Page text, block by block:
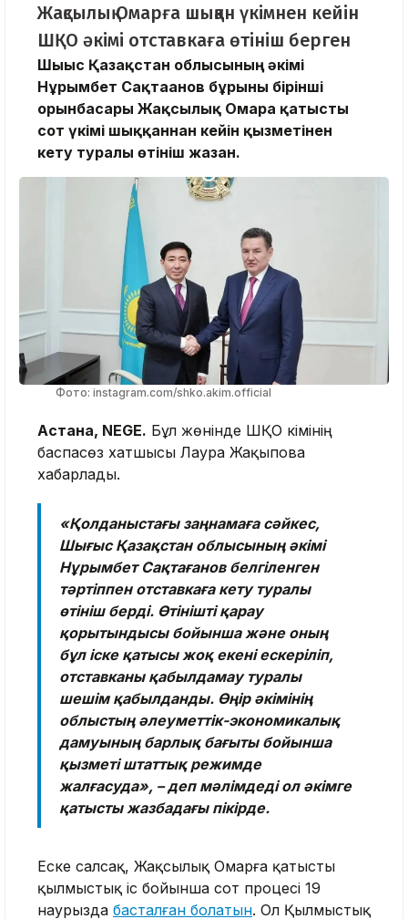
Жақсылық Омарға шыққан үкімнен кейін
ШҚО әкімі отставкаға өтініш берген
Шығыс Қазақстан облысының әкімі
Нұрымбет Сақтағанов бұрынғы бірінші
орынбасары Жақсылық Омарға қатысты
сот үкімі шыққаннан кейін қызметінен
кету туралы өтініш жазған.
Фото: instagram.com/shko.akim.official
Астана, NEGE. Бұл жөнінде ШҚО әкімінің
баспасөз хатшысы Лаура Жақыпова
хабарлады.
«Қолданыстағы заңнамаға сәйкес,
Шығыс Қазақстан облысының әкімі
Нұрымбет Сақтағанов белгіленген
тәртіппен отставкаға кету туралы
өтініш берді. Өтінішті қарау
қорытындысы бойынша және оның
бұл іске қатысы жоқ екені ескеріліп,
отставканы қабылдамау туралы
шешім қабылданды. Өңір әкімінің
облыстың әлеуметтік-экономикалық
дамуының барлық бағыты бойынша
қызметі штаттық режимде
жалғасуда», – деп мәлімдеді ол әкімге
қатысты жазбадағы пікірде.
Еске салсақ, Жақсылық Омарға қатысты
қылмыстық іс бойынша сот процесі 19
наурызда басталған болатын. Ол Қылмыстық